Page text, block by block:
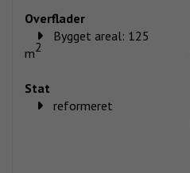
Overflader
Bygget areal: 125
m2
Stat
reformeret